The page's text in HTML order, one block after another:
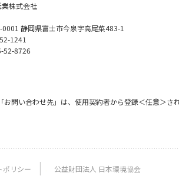
株式会社
0001 静岡県富士市今泉字高尾菜483-1
1241
52-8726
問い合わせ先」は、使用契約者から登録＜任意＞さ
ポリシー 公益財団法人 日本環境協会